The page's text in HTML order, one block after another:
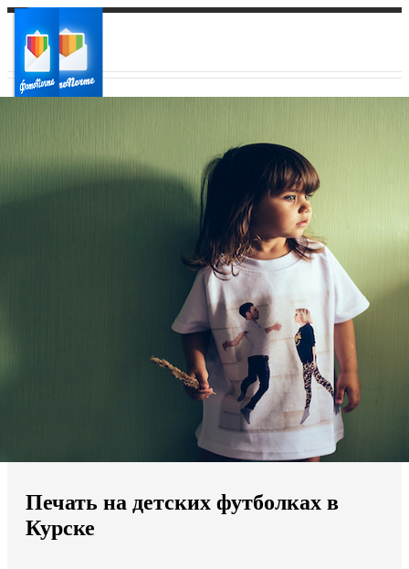
Ваш город:
Мы доставляем по всему миру
Продолжить без города
Печать на детских футболках в
Курске